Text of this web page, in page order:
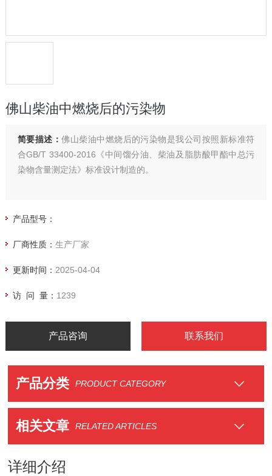
佛山柴油中燃烧后的污染物
简要描述：佛山柴油中燃烧后的污染物是我公司按照新标准符
合GB/T 33400-2016《中间馏分油、柴油及脂肪酸甲酯中总污
染物含量测定法》标准设计制造的。
产品型号：
厂商性质： 生产厂家
更新时间： 2025-04-04
访 问 量： 1239
产品咨询 联系我们
产品分类 PRODUCT CATEGORY
相关文章 RELATED ARTICLES
详细介绍